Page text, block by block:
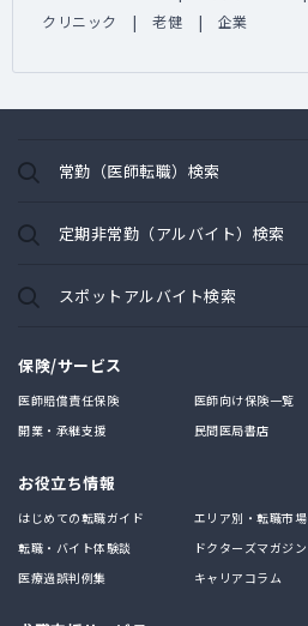
クリニック
老健 企業
常勤（医師転職）検索
定期非常勤（アルバイト）検索
スポットアルバイト検索
保険/サービス
医師賠償責任保険
医師向け保険一覧
開業・承継支援
民間医局書店
お役立ち情報
はじめての転職ガイド
エリア別・転職市場
転職・バイト体験談
ドクターズマガジン
医療過誤判例集
キャリアコラム